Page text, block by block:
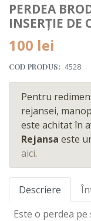
PERDEA
INSERȚIE DE
100 lei
COD PRODUS: 4528
Pentru
rejansei,
este achitat în
Rejansa este
aici.
Descriere
Este o perdea